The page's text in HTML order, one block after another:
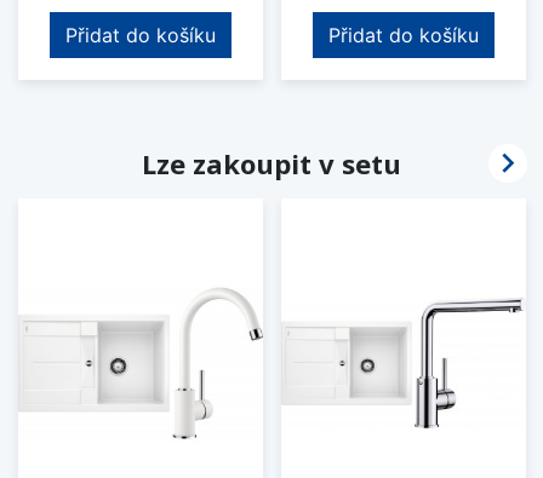
Přidat do košíku Přidat do košíku
Lze zakoupit v setu 